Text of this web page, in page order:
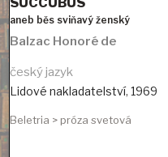
SUCCUBUS
aneb běs sviňavý ženský
Balzac Honoré de
český jazyk
Lidové nakladatelství, 1969
Beletria > próza svetová